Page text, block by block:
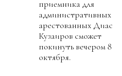
приемника для
административных
арестованных Диас
Кузаиров сможет
покинуть вечером 8
октября.